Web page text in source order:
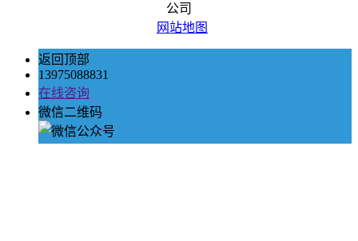
公司
网站地图
返回顶部
13975088831
在线咨询
微信二维码